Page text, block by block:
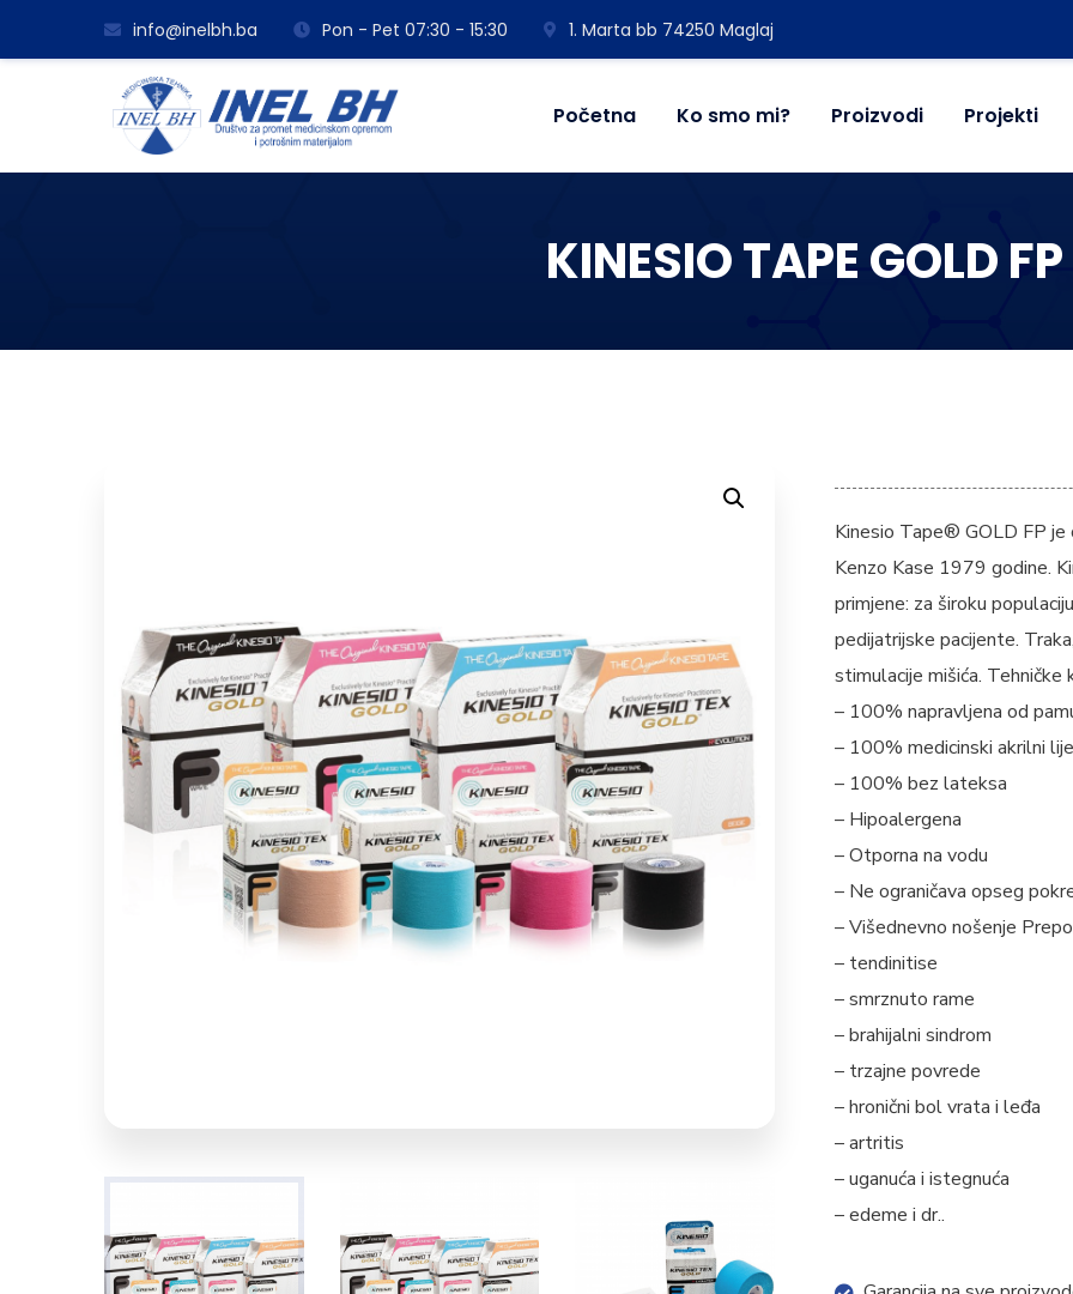
info@inelbh.ba Pon - Pet 07:30 - 15:30 1. Marta bb 74250 Maglaj
Početna Ko smo mi? Proizvodi Projekti
KINESIO TAPE GOLD FP
Kinesio Tape® GOLD FP je
Kenzo Kase 1979 godine.
primjene: za široku
pedijatrijske pacijente.
stimulacije mišića. Tehničke
– 100% napravljena od
– 100% medicinski akrilni
– 100% bez lateksa
– Hipoalergena
– Otporna na vodu
– Ne ograničava opseg
– Višednevno nošenje
– tendinitise
– smrznuto rame
– brahijalni sindrom
– trzajne povrede
– hronični bol vrata i leđa
– artritis
– uganuća i istegnuća
– edeme i dr..